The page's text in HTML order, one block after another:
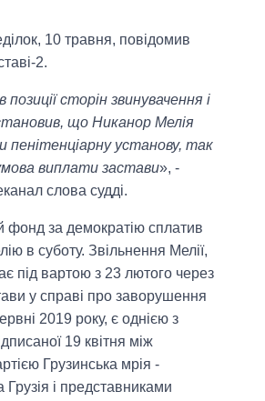
10 травня, повідомив
2.
позиції сторін звинувачення і
що Никанор Мелія
пенітенціарну установу, так
виплати застави», -
слова судді.
фонд за демократію сплатив
в суботу. Звільнення Мелії,
під вартою з 23 лютого через
у справі про заворушення
2019 року, є однією з
19 квітня між
Грузинська мрія -
і представниками